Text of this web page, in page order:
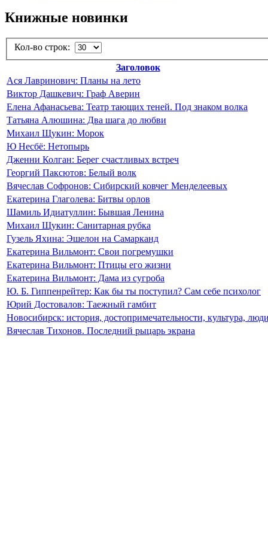
Книжные новинки
Кол-во строк:
Заголовок
Ася Лавринович: Планы на лето
Виктор Дашкевич: Граф Аверин
Елена Афанасьева: Театр тающих теней. Под знаком волка
Татьяна Алюшина: Два шага до любви
Михаил Щукин: Морок
Ю Несбё: Нетопырь
Дженни Колган: Берег счастливых встреч
Георгий Паксютов: Белый волк
Вячеслав Софронов: Сибирский ковчег Менделеевых
Екатерина Глаголева: Битвы орлов
Шамиль Идиатуллин: Бывшая Ленина
Михаил Щукин: Санитарная рубка
Гузель Яхина: Эшелон на Самарканд
Екатерина Вильмонт: Свои погремушки
Екатерина Вильмонт: Птицы его жизни
Екатерина Вильмонт: Дама из сугроба
Ю. Б. Гиппенрейтер: Как бы ты поступил? Сам себе психолог
Юрий Достовалов: Таежный гамбит
Новосибирск: история, достопримечательности, культура,
Вячеслав Тихонов. Последний рыцарь экрана